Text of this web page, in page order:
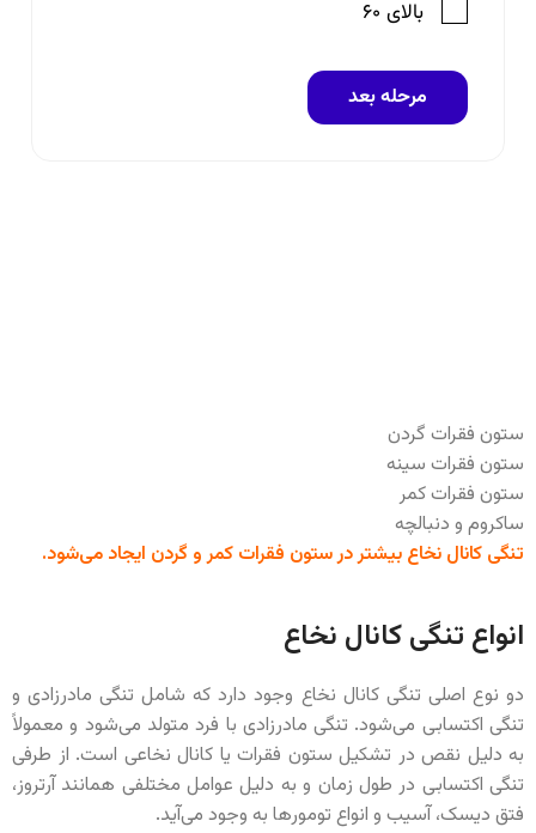
ستون فقرات گردن
ستون فقرات سینه
ستون فقرات کمر
ساکروم و دنبالچه
تنگی کانال نخاع بیشتر در ستون فقرات کمر و گردن ایجاد می‌شود.
انواع تنگی کانال نخاع
دو نوع اصلی تنگی کانال نخاع وجود دارد که شامل تنگی مادرزادی و
تنگی اکتسابی می‌شود. تنگی مادرزادی با فرد متولد می‌شود و معمولاً
به دلیل نقص در تشکیل ستون فقرات یا کانال نخاعی است. از طرفی
تنگی اکتسابی در طول زمان و به دلیل عوامل مختلفی همانند آرتروز،
فتق دیسک، آسیب و انواع تومورها به وجود می‌آید.